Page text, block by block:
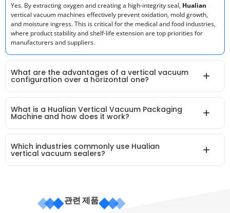
Yes. By extracting oxygen and creating a high-integrity seal, Hualian
vertical vacuum machines effectively prevent oxidation, mold growth,
and moisture ingress. This is critical for the medical and food industries,
where product stability and shelf-life extension are top priorities for
manufacturers and suppliers.
What are the advantages of a vertical vacuum
configuration over a horizontal one?
What is a Hualian Vertical Vacuum Packaging
Machine and how does it work?
Which industries commonly use Hualian
vertical vacuum sealers?
관련 제품